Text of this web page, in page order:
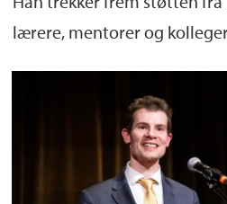
lærere, mentorer og